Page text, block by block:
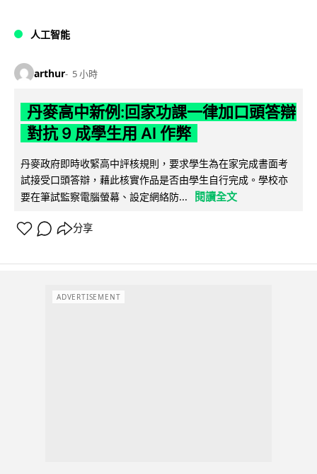
人工智能
arthur 5 小時
丹麥高中新例:回家功課一律加口頭答辯
對抗 9 成學生用 AI 作弊
丹麥政府即時收緊高中評核規則，要求學生為在家完成書面考
試接受口頭答辯，藉此核實作品是否由學生自行完成。學校亦
要在筆試監察電腦螢幕、設定網絡防...
閱讀全文
分享
ADVERTISEMENT